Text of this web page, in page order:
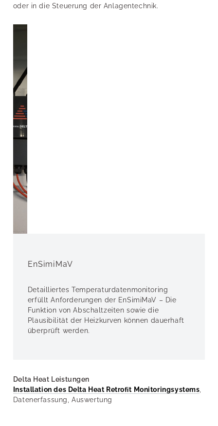
oder in die Steuerung der Anlagentechnik.
EnSimiMaV
Detailliertes Temperaturdatenmonitoring
erfüllt Anforderungen der EnSimiMaV – Die
Funktion von Abschaltzeiten sowie die
Plausibilität der Heizkurven können dauerhaft
überprüft werden.
Delta Heat Leistungen
Installation des Delta Heat Retroﬁt Monitoringsystems
Datenerfassung, Auswertung